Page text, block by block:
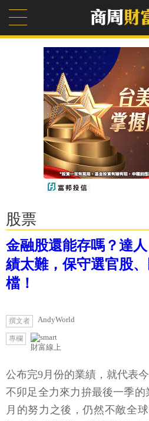
股票
金融股還能存嗎？達
績太難，保守選官股
檔！
撰文者 AndyWorld
專欄
財富線上
公布完9月份的業績，就代表
不卯足全力來力拚最後一季的
月的努力之後，仍然不敵全